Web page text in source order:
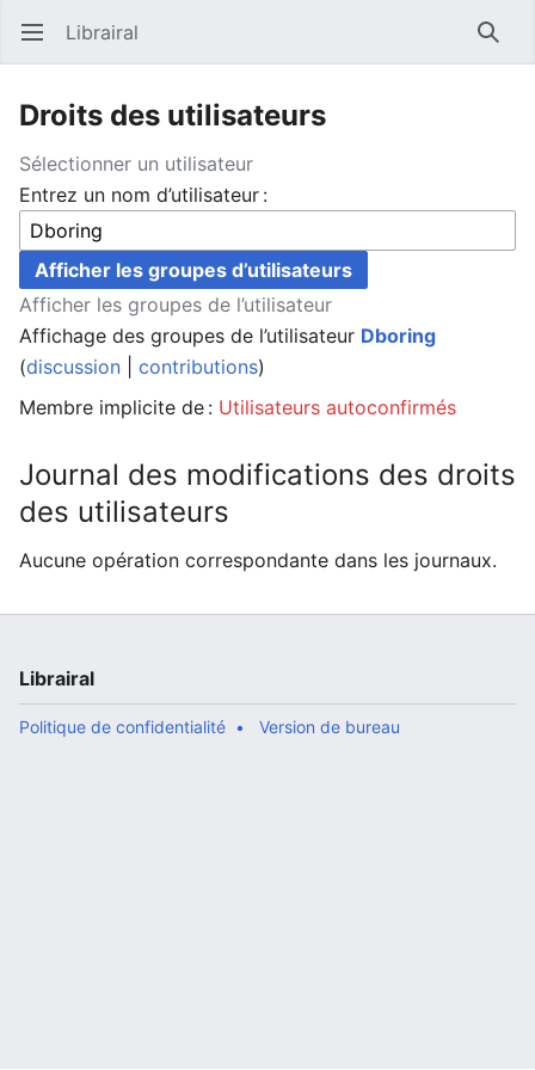
Ouvrir le menu principal Librairal
Droits des utilisateurs
Sélectionner un utilisateur
Entrez un nom d’utilisateur :
Afficher les groupes de l’utilisateur
Affichage des groupes de l’utilisateur Dboring
(discussion contributions)
Membre implicite de : Utilisateurs autoconfirmés
Journal des modifications des droits
des utilisateurs
Aucune opération correspondante dans les journaux.
Librairal
Politique de confidentialité Version de bureau